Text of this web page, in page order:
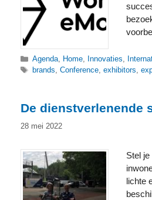
Categorieën
Agenda, Home, Innovaties,
Tags
brands,Conference,exhibitors,
De dienstverlenende
28 mei 2022
Stel
lichte